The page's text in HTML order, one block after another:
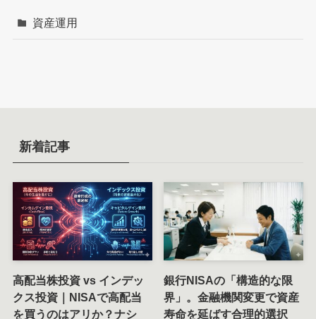
資産運用
新着記事
高配当株投資 vs インデッ
クス投資｜NISAで高配当
を買うのはアリか？ナシ
銀行NISAの「構造的な限
界」。金融機関変更で資産
寿命を延ばす合理的選択